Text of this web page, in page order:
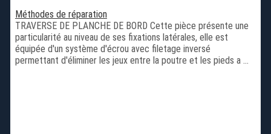
Méthodes de réparation
TRAVERSE DE PLANCHE DE BORD Cette pièce présente une
particularité au niveau de ses fixations latérales, elle est
équipée d'un système d'écrou avec filetage inversé
permettant d'éliminer les jeux entre la poutre et les pieds a ...